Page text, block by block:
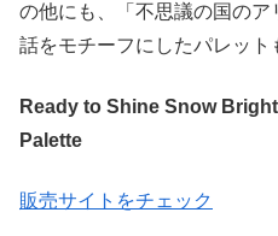
の他にも、「不思議の国の
話をモチーフにしたパレット
Ready to Shine Snow
Palette
販売サイトをチェック